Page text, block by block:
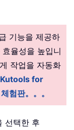
기능을 제공하
율성을 높입니
작업을 자동화
Kutools for
험판。。。
선택한 후